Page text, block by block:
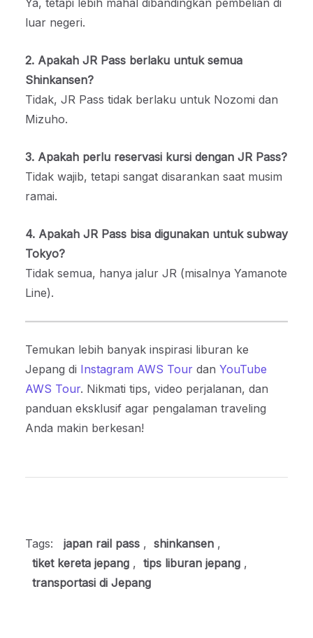
Ya, tetapi lebih mahal dibandingkan pembelian di
luar negeri.
2. Apakah JR Pass berlaku untuk semua
Shinkansen?
Tidak, JR Pass tidak berlaku untuk Nozomi dan
Mizuho.
3. Apakah perlu reservasi kursi dengan JR Pass?
Tidak wajib, tetapi sangat disarankan saat musim
ramai.
4. Apakah JR Pass bisa digunakan untuk subway
Tokyo?
Tidak semua, hanya jalur JR (misalnya Yamanote
Line).
Temukan lebih banyak inspirasi liburan ke
Jepang di Instagram AWS Tour dan YouTube
AWS Tour. Nikmati tips, video perjalanan, dan
panduan eksklusif agar pengalaman traveling
Anda makin berkesan!
Tags: japan rail pass , shinkansen ,
tiket kereta jepang , tips liburan jepang ,
transportasi di Jepang